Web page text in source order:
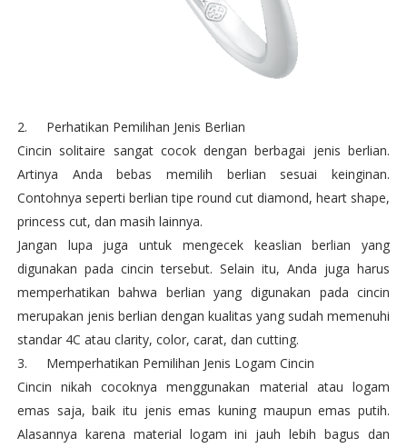
2.
Perhatikan Pemilihan Jenis Berlian
Cincin solitaire sangat cocok dengan berbagai jenis berlian.
Artinya Anda bebas memilih berlian sesuai keinginan.
Contohnya seperti berlian tipe round cut diamond, heart shape,
princess cut, dan masih lainnya.
Jangan lupa juga untuk mengecek keaslian berlian yang
digunakan pada cincin tersebut. Selain itu, Anda juga harus
memperhatikan bahwa berlian yang digunakan pada cincin
merupakan jenis berlian dengan kualitas yang sudah memenuhi
standar 4C atau clarity, color, carat, dan cutting.
3.
Memperhatikan Pemilihan Jenis Logam Cincin
Cincin nikah cocoknya menggunakan material atau logam
emas saja, baik itu jenis emas kuning maupun emas putih.
Alasannya karena material logam ini jauh lebih bagus dan